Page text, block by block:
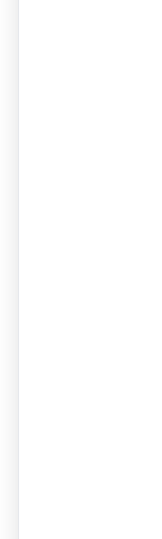
De carácter temporal
control de accesos,